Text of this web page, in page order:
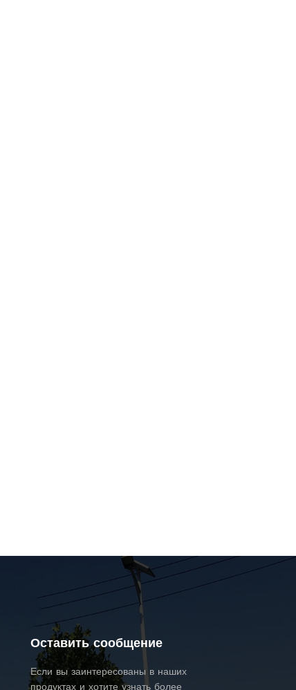
Оставить сообщение
Если вы заинтересованы в наших
продуктах и ​​хотите узнать более